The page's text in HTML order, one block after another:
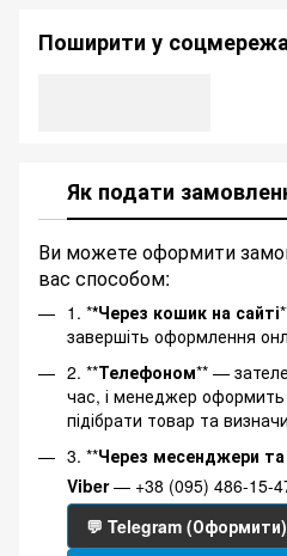
Поширити у
Як подати
Ви можете оформити
вас способом:
1. **Через кошик на сайті
завершіть оформлення
2. **Телефоном** —
час, і менеджер
підібрати товар та
3. **Через месенджери
Viber— +38 (095) 486-15-
💬 Telegram (Оформити)